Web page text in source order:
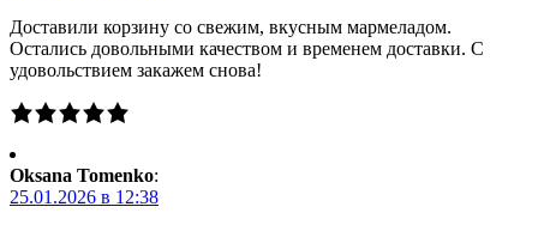
Доставили корзину со свежим, вкусным мармеладом.
Остались довольными качеством и временем доставки. С
удовольствием закажем снова!
Oksana Tomenko:
25.01.2026 в 12:38